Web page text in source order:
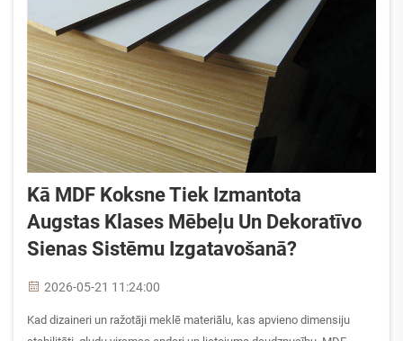
Kā MDF Koksne Tiek Izmantota
Augstas Klases Mēbeļu Un Dekoratīvo
Sienas Sistēmu Izgatavošanā?
2026-05-21 11:24:00
Kad dizaineri un ražotāji meklē materiālu, kas apvieno dimensiju